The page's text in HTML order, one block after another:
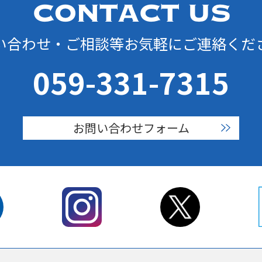
合わせ・ご相談等お気軽にご連絡くだ
059-331-7315
お問い合わせフォーム